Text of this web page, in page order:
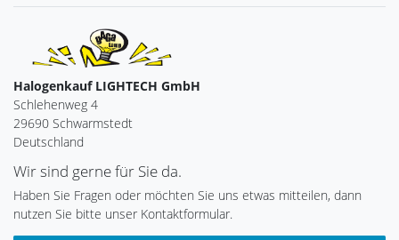
Halogenkauf LIGHTECH GmbH
Schlehenweg 4
29690 Schwarmstedt
Deutschland
Wir sind gerne für Sie da.
Haben Sie Fragen oder möchten Sie uns etwas mitteilen, dann
nutzen Sie bitte unser Kontaktformular.